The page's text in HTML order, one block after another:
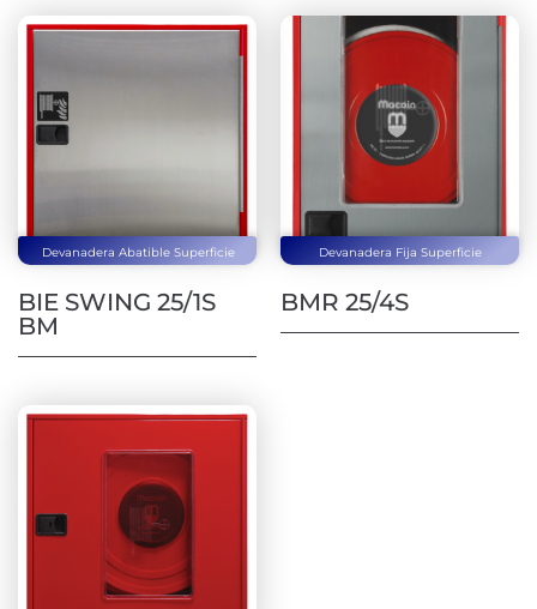
Devanadera Abatible Superficie
BIE SWING 25/1S
BM
Devanadera Fija Superficie
BMR 25/4S